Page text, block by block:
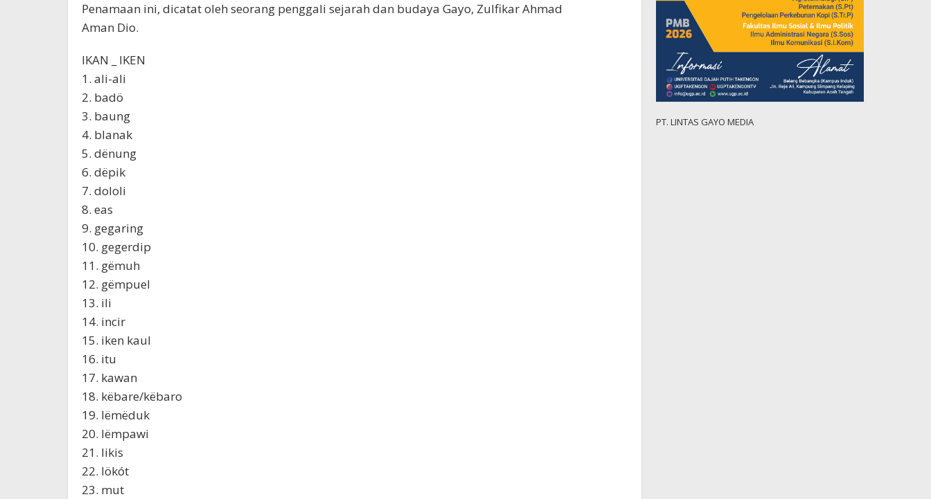
Penamaan ini, dicatat oleh seorang penggali sejarah dan budaya Gayo, Zulfikar Ahmad
Aman Dio.
IKAN _ IKEN
1. ali-ali
2. badö
3. baung
4. blanak
5. dënung
6. dëpik
7. dololi
8. eas
9. gegaring
10. gegerdip
11. gëmuh
12. gëmpuel
13. ili
14. incir
15. iken kaul
16. itu
17. kawan
18. këbare/këbaro
19. lëmëduk
20. lëmpawi
21. likis
22. lökót
23. mut
PT. LINTAS GAYO MEDIA